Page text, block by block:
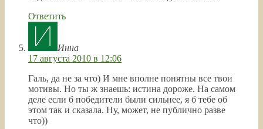
Ответить
Инна
17 августа 2010 в 12:06
Галь, да не за что) И мне вполне понятны все твои
мотивы. Но ты ж знаешь: истина дороже. На самом
деле если б победители были сильнее, я б тебе об
этом так и сказала. Ну, может, не публично разве
что))